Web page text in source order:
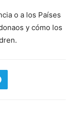
o a los Países
y cómo los